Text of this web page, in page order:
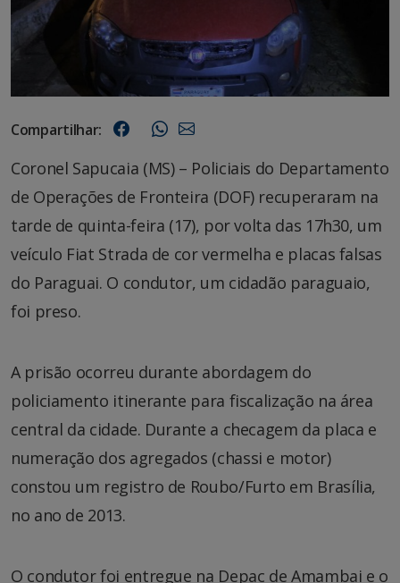
Compartilhar:
Coronel Sapucaia (MS) – Policiais do Departamento
de Operações de Fronteira (DOF) recuperaram na
tarde de quinta-feira (17), por volta das 17h30, um
veículo Fiat Strada de cor vermelha e placas falsas
do Paraguai. O condutor, um cidadão paraguaio,
foi preso.
A prisão ocorreu durante abordagem do
policiamento itinerante para fiscalização na área
central da cidade. Durante a checagem da placa e
numeração dos agregados (chassi e motor)
constou um registro de Roubo/Furto em Brasília,
no ano de 2013.
O condutor foi entregue na Depac de Amambai e o